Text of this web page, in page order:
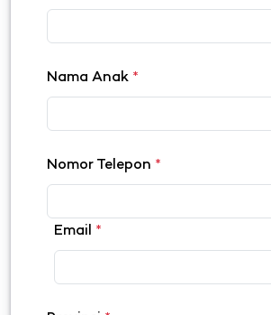
Nama Anak *
Nomor Telepon *
Email *